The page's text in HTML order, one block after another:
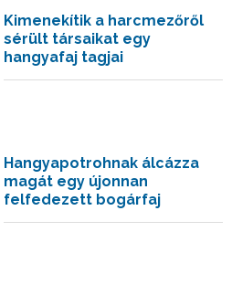
Kimenekítik a harcmezőről
sérült társaikat egy
hangyafaj tagjai
Hangyapotrohnak álcázza
magát egy újonnan
felfedezett bogárfaj